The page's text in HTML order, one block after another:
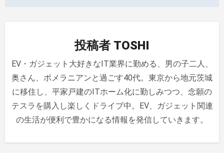
シ
ョ
ン
投稿者 TOSHI
EV・ガジェット大好きなIT業界に勤める、男の子二人、
奥さん、ポメラニアンと過ごす40代。東京から地元茨城
に移住し、平家戸建のITホーム化に勤しみつつ、念願の
テスラを購入し楽しくドライブ中。EV、ガジェット関連
の生活が便利で豊かになる情報を発信していきます。